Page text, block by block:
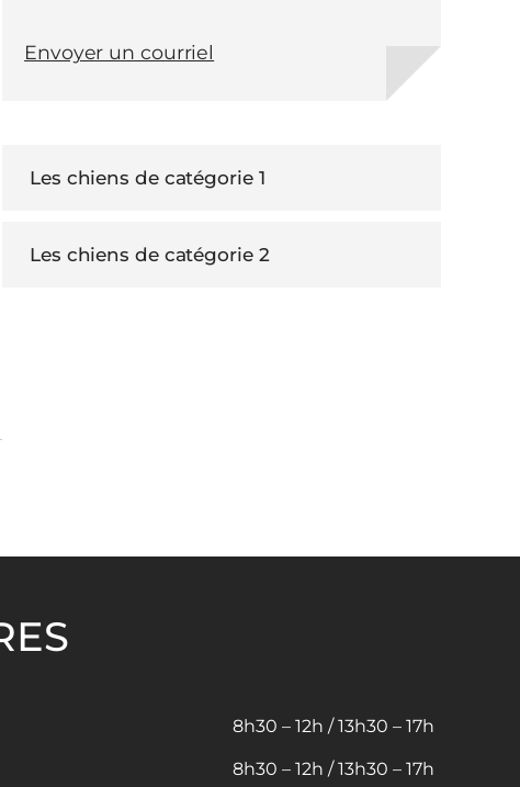
Envoyer un courriel
Les chiens de catégorie 1
Les chiens de catégorie 2
8h30 – 12h / 13h30 – 17h
8h30 – 12h / 13h30 – 17h